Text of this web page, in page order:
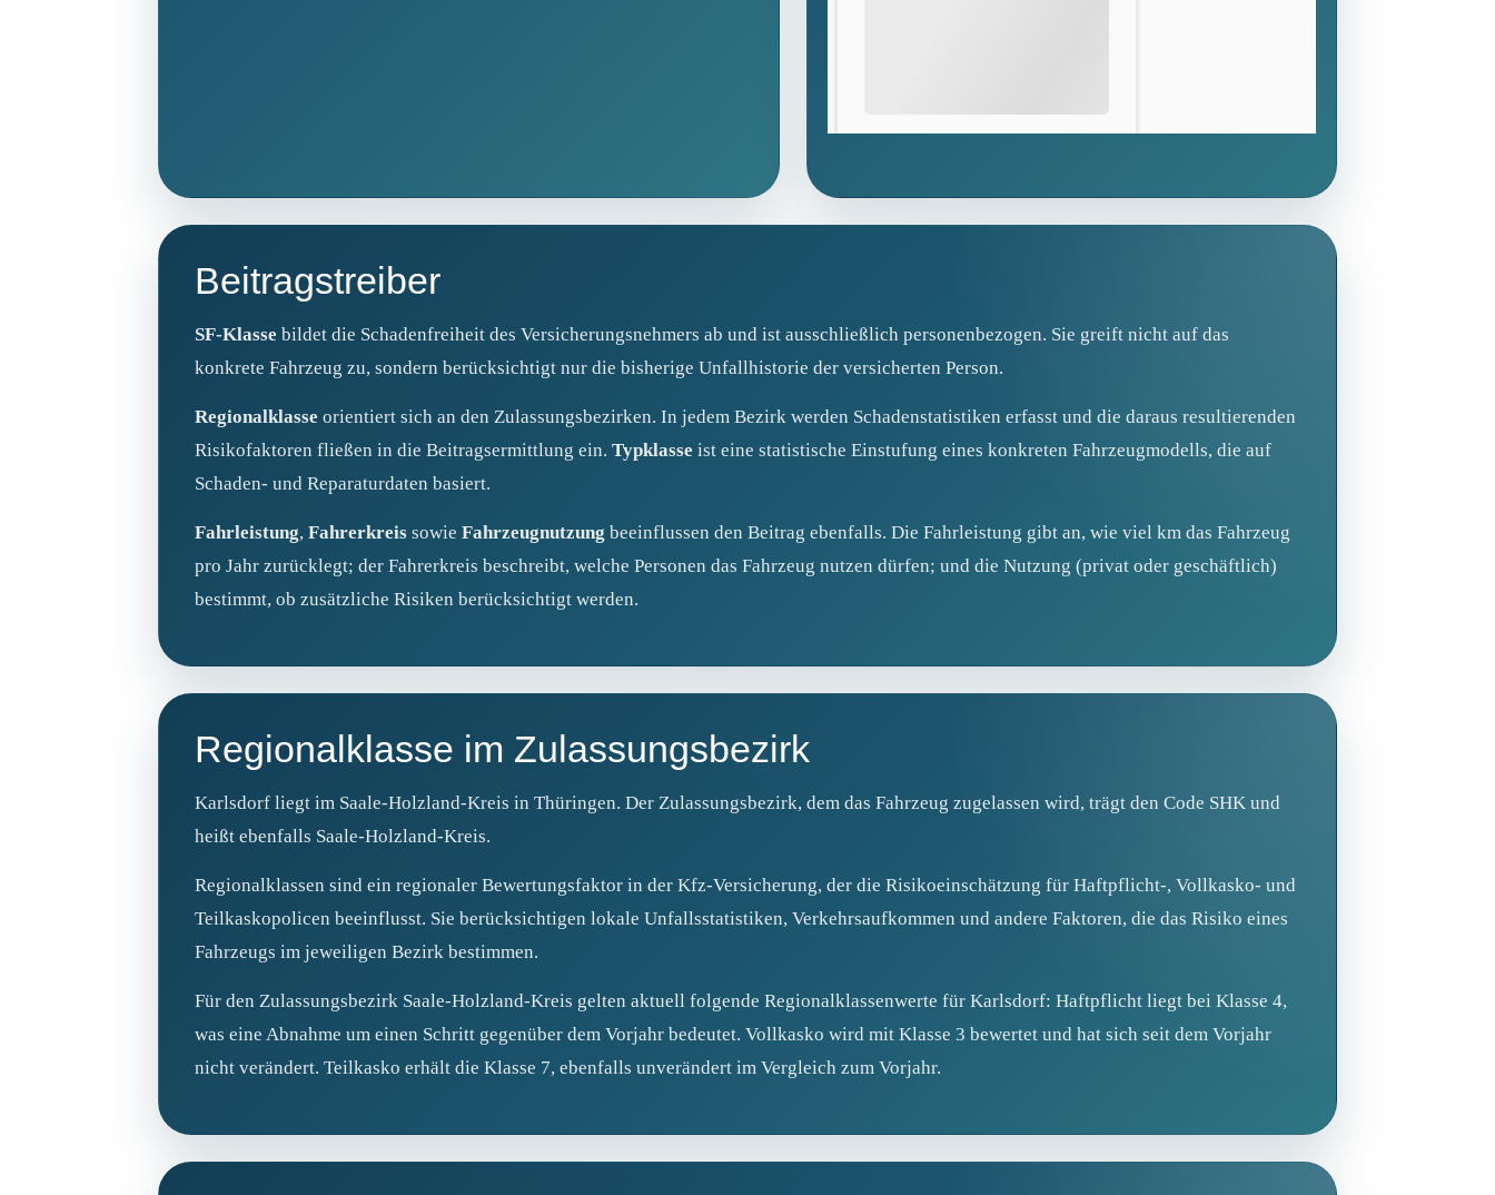
Beitragstreiber
SF-Klasse bildet die Schadenfreiheit des Versicherungsnehmers ab und ist ausschließlich personenbezogen. Sie greift nicht auf das
konkrete Fahrzeug zu, sondern berücksichtigt nur die bisherige Unfallhistorie der versicherten Person.
Regionalklasse orientiert sich an den Zulassungsbezirken. In jedem Bezirk werden Schadenstatistiken erfasst und die daraus resultierenden
Risikofaktoren fließen in die Beitragsermittlung ein. Typklasse ist eine statistische Einstufung eines konkreten Fahrzeugmodells, die auf
Schaden- und Reparaturdaten basiert.
Fahrleistung, Fahrerkreis sowie Fahrzeugnutzung beeinflussen den Beitrag ebenfalls. Die Fahrleistung gibt an, wie viel km das Fahrzeug
pro Jahr zurücklegt; der Fahrerkreis beschreibt, welche Personen das Fahrzeug nutzen dürfen; und die Nutzung (privat oder geschäftlich)
bestimmt, ob zusätzliche Risiken berücksichtigt werden.
Regionalklasse im Zulassungsbezirk
Karlsdorf liegt im Saale-Holzland-Kreis in Thüringen. Der Zulassungsbezirk, dem das Fahrzeug zugelassen wird, trägt den Code SHK und
heißt ebenfalls Saale-Holzland-Kreis.
Regionalklassen sind ein regionaler Bewertungsfaktor in der Kfz-Versicherung, der die Risikoeinschätzung für Haftpflicht-, Vollkasko- und
Teilkaskopolicen beeinflusst. Sie berücksichtigen lokale Unfallsstatistiken, Verkehrsaufkommen und andere Faktoren, die das Risiko eines
Fahrzeugs im jeweiligen Bezirk bestimmen.
Für den Zulassungsbezirk Saale-Holzland-Kreis gelten aktuell folgende Regionalklassenwerte für Karlsdorf: Haftpflicht liegt bei Klasse 4,
was eine Abnahme um einen Schritt gegenüber dem Vorjahr bedeutet. Vollkasko wird mit Klasse 3 bewertet und hat sich seit dem Vorjahr
nicht verändert. Teilkasko erhält die Klasse 7, ebenfalls unverändert im Vergleich zum Vorjahr.